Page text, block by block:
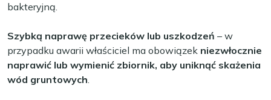
bakteryjną.
Szybką naprawę przecieków lub uszkodzeń – w
przypadku awarii właściciel ma obowiązek niezwłocznie
naprawić lub wymienić zbiornik, aby uniknąć skażenia
wód gruntowych.